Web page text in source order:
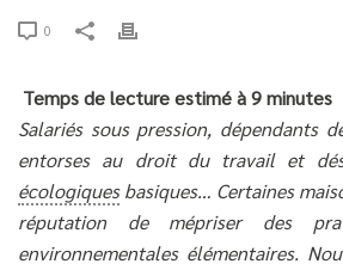
0
Temps de lecture estimé à 9 minutes
Salariés sous pression, dépendants
entorses au droit du travail et
écologiquesbasiques… Certaines
réputation de mépriser des
environnementales élémentaires.